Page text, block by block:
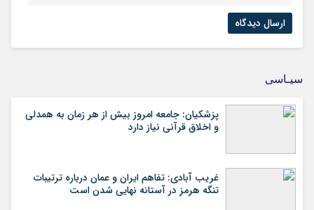
سیـاسی
پزشکیان: جامعه امروز بیش از هر زمان به همدلی
و اخلاق قرآنی نیاز دارد
غریب آبادی: تفاهم ایران و عمان درباره ترتیبات
تنگه هرمز در آستانه نهایی شدن است